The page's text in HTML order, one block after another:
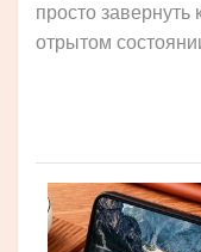
просто завернуть
отрытом